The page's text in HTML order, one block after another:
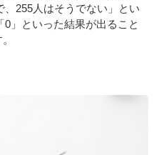
255人はそうでない」とい
」といった結果が出ること